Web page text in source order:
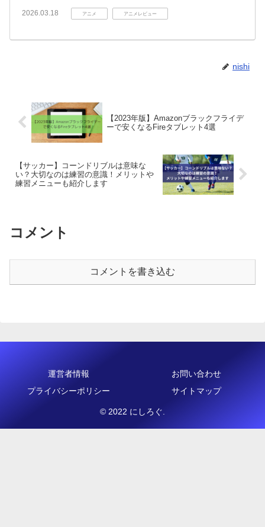
2026.03.18 アニメ アニメレビュー
nishi
【2023年版】Amazonブラックフライデ
ーで安くなるFireタブレット4選
【サッカー】コーンドリブルは意味な
い？大切なのは練習の意識！メリットや
練習メニューも紹介します
コメント
コメントを書き込む
運営者情報
お問い合わせ
プライバシーポリシー
サイトマップ
© 2022 にしろぐ.